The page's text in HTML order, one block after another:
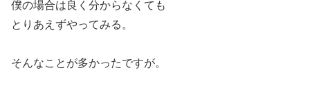
僕の場合は良く分からなくても
とりあえずやってみる。
そんなことが多かったですが。